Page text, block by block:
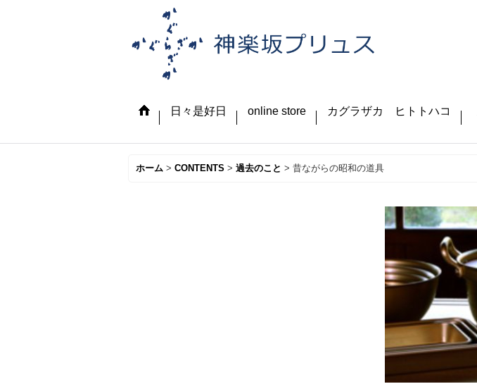
日々是好日 online store カグラザカ ヒトトハコ
ホーム > CONTENTS > 過去のこと > 昔ながらの昭和の道具